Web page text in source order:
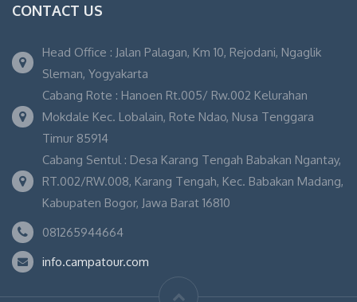
CONTACT US
Head Office : Jalan Palagan, Km 10, Rejodani, Ngaglik
Sleman, Yogyakarta
Cabang Rote : Hanoen Rt.005/ Rw.002 Kelurahan
Mokdale Kec. Lobalain, Rote Ndao, Nusa Tenggara
Timur 85914
Cabang Sentul : Desa Karang Tengah Babakan Ngantay,
RT.002/RW.008, Karang Tengah, Kec. Babakan Madang,
Kabupaten Bogor, Jawa Barat 16810
081265944664
info.campatour.com